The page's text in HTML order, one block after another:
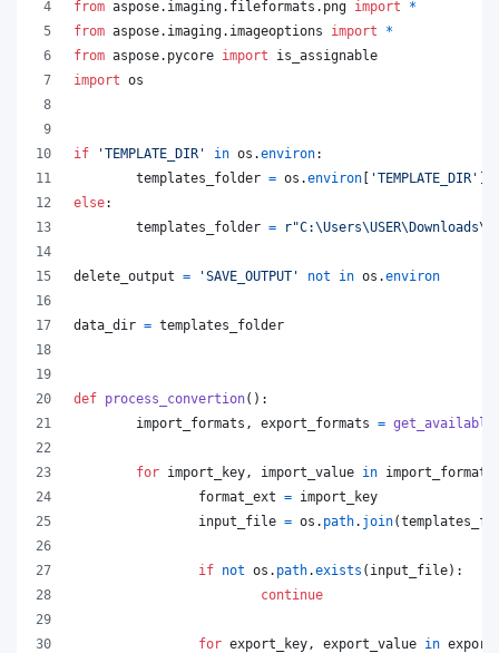
from aspose. imaging. fileformats . png import
*
from aspose. imaging. imageoptions import
*
from aspose. pycore import
is_assignable
import os
if 'TEMPLATE_DIR' in os .environ:
templates_folder = os .environ [ 'TEMPLATE_DIR' ]
else:
templates_folder =
delete_output = 'SAVE_OUTPUT' not in os .environ
data_dir = templates_folder
def process_convertion():
import_formats , export_formats =
for import_key , import_value in import_formats
format_ext = import_key
input_file = os . path. join(
if not os . path.exists ( input_file):
continue
for export_key , export_value in